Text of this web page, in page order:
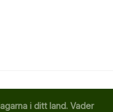
product
page
i ditt land. Vader